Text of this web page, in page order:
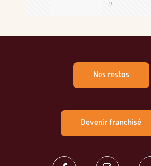
9
Nos restos
Devenir franchisé